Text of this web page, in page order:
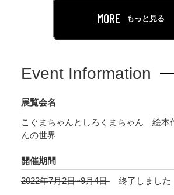
ズ（こぐま社）は、1970年の記
超えて読み継がれてきました。
い、というコンセプトのもとに生
生50周年を機に、色あせること
れざる創作の過程を紹介します。
また、やさしく幻想的な絵に現
セージを託した『きつねやまのよ
MORE もっと見る
Event Information
展覧会名
こぐまちゃんとしろくまちゃん 絵本
んの世界
開催期間
2022年7月2日~9月4日
終了しました